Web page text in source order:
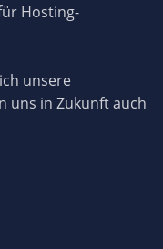
Hosting-
unsere
uns in Zukunft auch